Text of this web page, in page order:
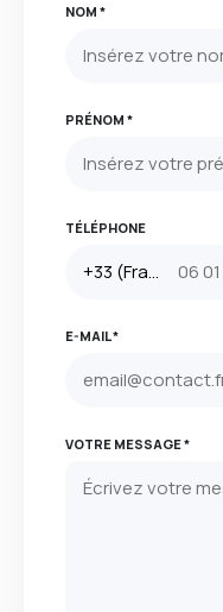
NOM *
PRÉNOM *
TÉLÉPHONE
E-MAIL *
VOTRE MESSAGE *